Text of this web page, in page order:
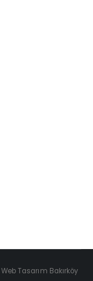
Web Tasarım Bakırköy